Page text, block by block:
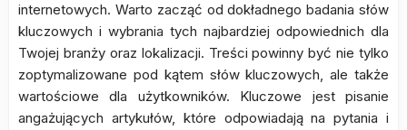
internetowych. Warto zacząć od dokładnego badania słów
kluczowych i wybrania tych najbardziej odpowiednich dla
Twojej branży oraz lokalizacji. Treści powinny być nie tylko
zoptymalizowane pod kątem słów kluczowych, ale także
wartościowe dla użytkowników. Kluczowe jest pisanie
angażujących artykułów, które odpowiadają na pytania i